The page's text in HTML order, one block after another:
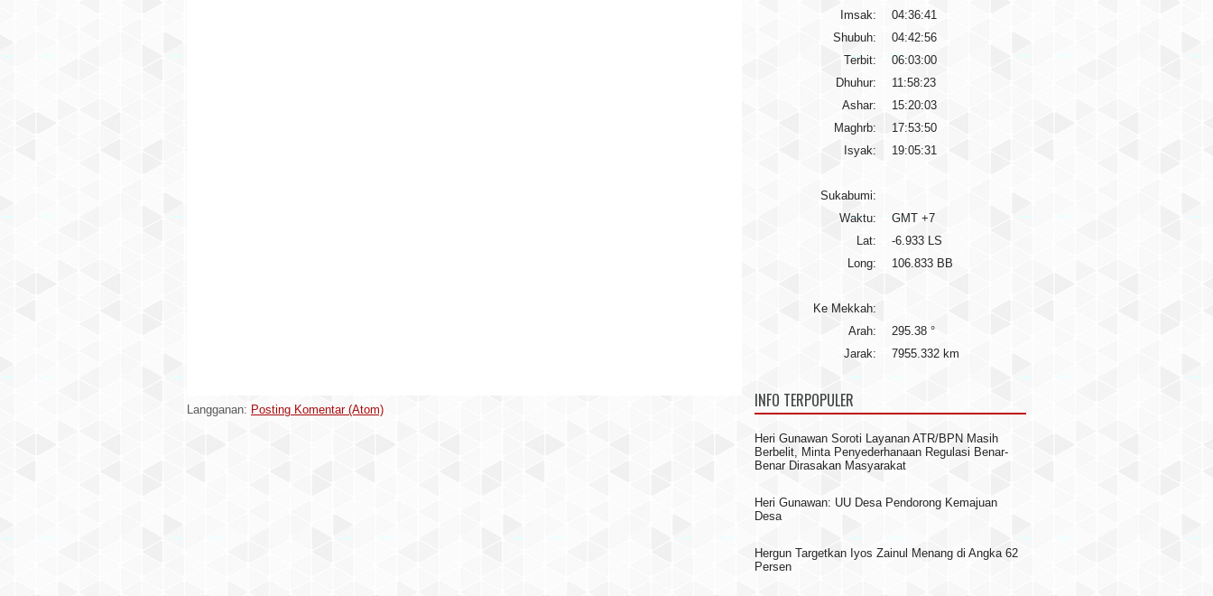
Langganan: Posting Komentar (Atom)
Imsak:
04:36:41
Shubuh:
04:42:56
Terbit:
06:03:00
Dhuhur:
11:58:23
Ashar:
15:20:03
Maghrb:
17:53:50
Isyak:
19:05:31
Sukabumi:
Waktu:
GMT +7
Lat:
-6.933 LS
Long:
106.833 BB
Ke Mekkah:
Arah:
295.38 °
Jarak:
7955.332 km
INFO TERPOPULER
Heri Gunawan Soroti Layanan ATR/BPN Masih
Berbelit, Minta Penyederhanaan Regulasi Benar-
Benar Dirasakan Masyarakat
Heri Gunawan: UU Desa Pendorong Kemajuan
Desa
Hergun Targetkan Iyos Zainul Menang di Angka 62
Persen